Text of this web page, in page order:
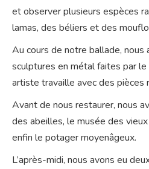
et observer plusieurs espèces
lamas, des béliers et des
Au cours de notre ballade, nous
sculptures en métal faites par
artiste travaille avec des pièces
Avant de nous restaurer, nous
des abeilles, le musée des
enfin le potager moyenâgeux.
L’après-midi, nous avons eu